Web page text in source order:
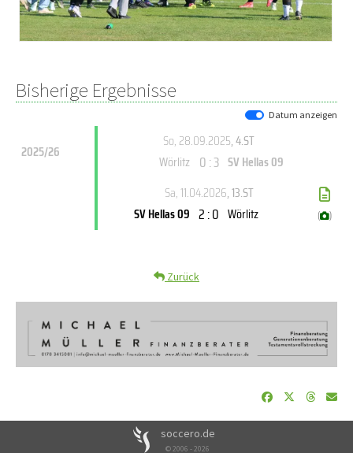
Bisherige Ergebnisse
Datum anzeigen
2025/26
So, 28.09.2025, 4.ST
Wörlitz 0 : 3 SV Hellas 09
Sa, 11.04.2026, 13.ST
SV Hellas 09 2 : 0 Wörlitz ( )
Zurück
soccero.de
© 2006 - 2026